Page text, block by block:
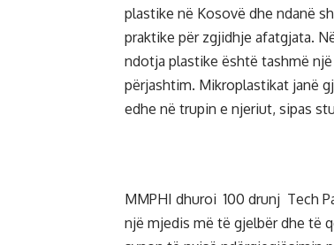
plastike në Kosovë dhe ndanë
praktike për zgjidhje afatgjata.
ndotja plastike është tashmë
përjashtim. Mikroplastikat janë
edhe në trupin e njeriut, sipas
MMPHI dhuroi 100 drunj Tech
një mjedis më të gjelbër dhe të